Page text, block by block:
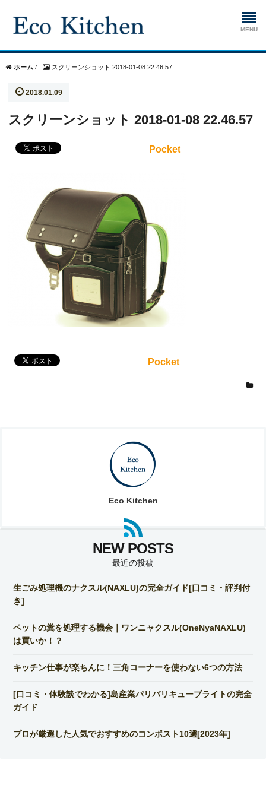
ホーム
生ゴミ処理機
ホーム / スクリーンショット 2018-01-08 22.46.57
2018.01.09
スクリーンショット 2018-01-08 22.46.57
Pocket
Pocket
Eco Kitchen
最近の投稿
生ごみ処理機のナクスル(NAXLU)の完全ガイド[口コミ・評判付
き]
ペットの糞を処理する機会｜ワンニャクスル(OneNyaNAXLU)
は買いか！？
キッチン仕事が楽ちんに！三角コーナーを使わない6つの方法
[口コミ・体験談でわかる]島産業パリパリキューブライトの完全
ガイド
プロが厳選した人気でおすすめのコンポスト10選[2023年]